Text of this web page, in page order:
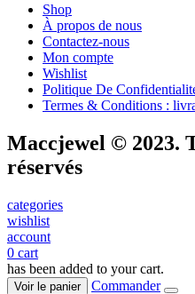
Shop
À propos de nous
Contactez-nous
Mon compte
Wishlist
Politique De
Termes & Conditions :
Maccjewel © 2023.
réservés
categories
wishlist
account
0 cart
has been added to your cart.
Voir le panier Commander